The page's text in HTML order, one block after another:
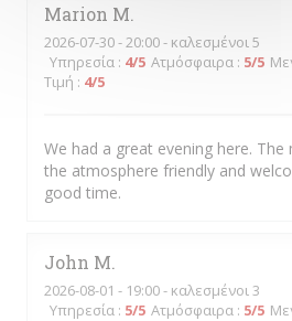
Marion M
2026-07-30- 20:00 - καλεσμένοι 5
Υπηρεσία : 4/5 Ατμόσφαιρα : 5/5
Τιμή : 4/5
We had a great evening here. The
the atmosphere friendly and
good time.
John M
2026-08-01 - 19:00 - καλεσμένοι 3
Υπηρεσία : 5/5 Ατμόσφαιρα : 5/5